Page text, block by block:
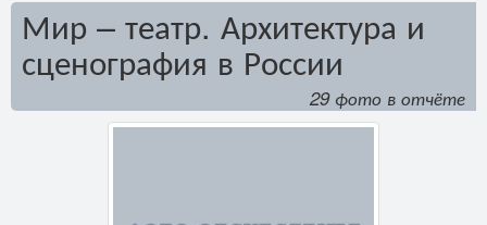
Мир – театр. Архитектура и
сценография в России
29 фото в отчёте